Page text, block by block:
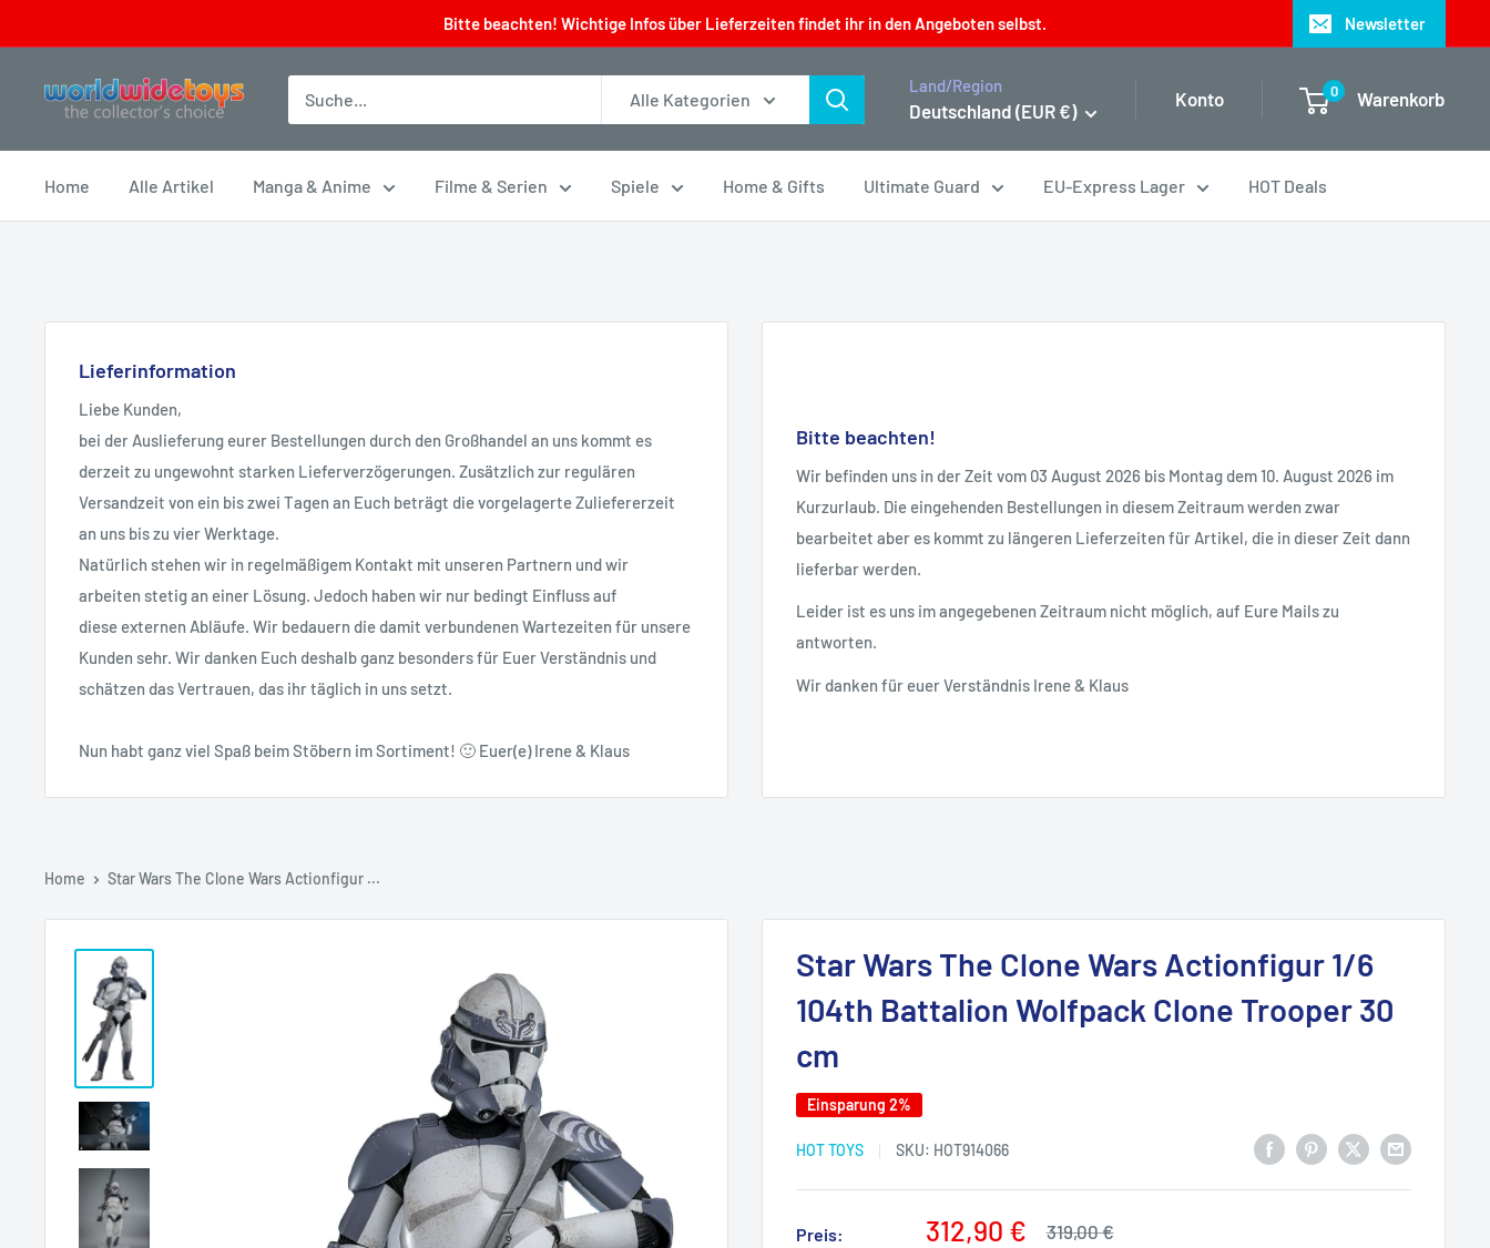
zum
Bitte beachten! Wichtige Infos über Lieferzeiten findet ihr in den Angeboten selbst. Newsletter
worldwidetoys Alle Kategorien
Land/Region
Deutschland (EUR €)
Konto 0 Warenkorb
Home Alle Artikel Manga & Anime Filme & Serien Spiele Home & Gifts Ultimate Guard EU-Express Lager HOT Deals
Lieferinformation
Liebe Kunden,
bei der Auslieferung eurer Bestellungen durch den Großhandel an uns kommt es
derzeit zu ungewohnt starken Lieferverzögerungen. Zusätzlich zur regulären
Versandzeit von ein bis zwei Tagen an Euch beträgt die vorgelagerte Zuliefererzeit
an uns bis zu vier Werktage.
Natürlich stehen wir in regelmäßigem Kontakt mit unseren Partnern und wir
arbeiten stetig an einer Lösung. Jedoch haben wir nur bedingt Einfluss auf
diese externen Abläufe. Wir bedauern die damit verbundenen Wartezeiten für unsere
Kunden sehr. Wir danken Euch deshalb ganz besonders für Euer Verständnis und
schätzen das Vertrauen, das ihr täglich in uns setzt.
Nun habt ganz viel Spaß beim Stöbern im Sortiment! 🙂 Euer(e) Irene & Klaus
Bitte beachten!
Wir befinden uns in der Zeit vom 03 August 2026 bis Montag dem 10. August 2026 im
Kurzurlaub. Die eingehenden Bestellungen in diesem Zeitraum werden zwar
bearbeitet aber es kommt zu längeren Lieferzeiten für Artikel, die in dieser Zeit dann
lieferbar werden.
Leider ist es uns im angegebenen Zeitraum nicht möglich, auf Eure Mails zu
antworten.
Wir danken für euer Verständnis Irene & Klaus
Home Star Wars The Clone Wars Actionfigur ...
Star Wars The Clone Wars Actionfigur 1/6
104th Battalion Wolfpack Clone Trooper 30
cm
Einsparung 2%
HOT TOYS SKU: HOT914066
Preis: Sonderpreis
312,90 € Normalpreis
319,00 €